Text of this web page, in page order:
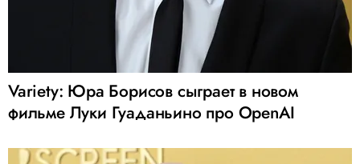
Variety: Юра Борисов сыграет в новом
фильме Луки Гуаданьино про OpenAI